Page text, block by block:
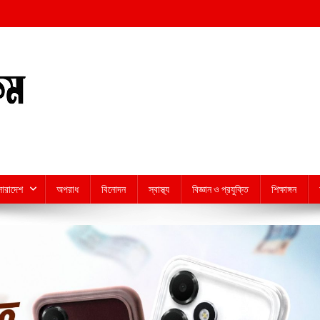
অপরাধ বিনোদন স্বাস্থ্য বিজ্ঞান ও প্রযুক্তি শিক্ষাঙ্গন